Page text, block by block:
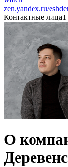
zen.yandex.ru/
Контактные лица1
О